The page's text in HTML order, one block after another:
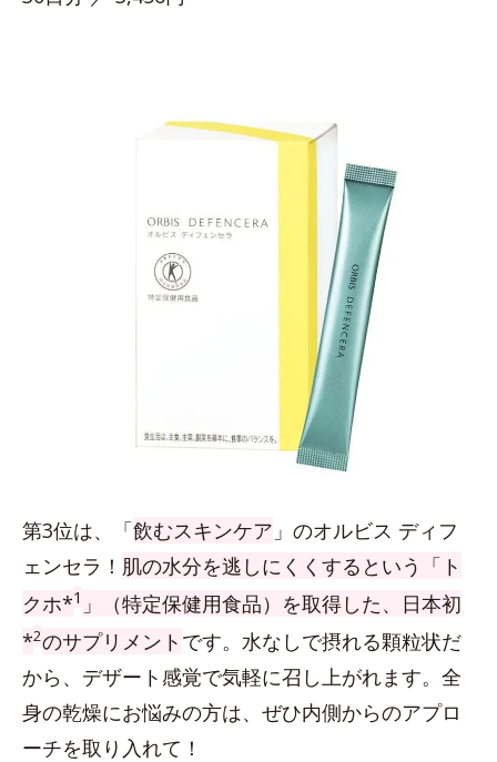
第3位は、「飲むスキンケア 」のオルビス ディフ
ェンセラ！ 肌の水分を逃しにくくするという「ト
クホ*1 」（特定保健用食品）を取得した、日本初
*2のサプリメント です。水なしで摂れる顆粒状だ
から、デザート感覚で気軽に召し上がれます。全
身の乾燥にお悩みの方は、ぜひ内側からのアプロ
ーチを取り入れて！